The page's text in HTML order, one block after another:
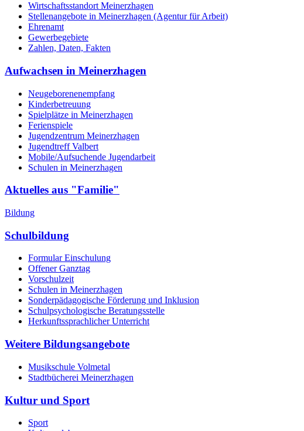
Wirtschaftsstandort Meinerzhagen
Stellenangebote in Meinerzhagen (Agentur für Arbeit)
Ehrenamt
Gewerbegebiete
Zahlen, Daten, Fakten
Aufwachsen in Meinerzhagen
Neugeborenenempfang
Kinderbetreuung
Spielplätze in Meinerzhagen
Ferienspiele
Jugendzentrum Meinerzhagen
Jugendtreff Valbert
Mobile/Aufsuchende Jugendarbeit
Schulen in Meinerzhagen
Aktuelles aus "Familie"
Bildung
Schulbildung
Formular Einschulung
Offener Ganztag
Vorschulzeit
Schulen in Meinerzhagen
Sonderpädagogische Förderung und Inklusion
Schulpsychologische Beratungsstelle
Herkunftssprachlicher Unterricht
Weitere Bildungsangebote
Musikschule Volmetal
Stadtbücherei Meinerzhagen
Kultur und Sport
Sport